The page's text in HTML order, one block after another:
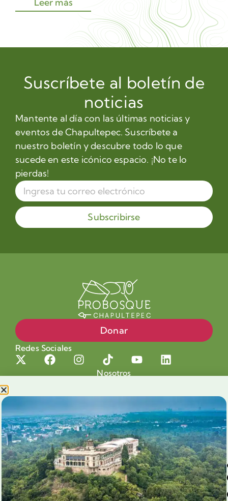
Suscríbete al boletín de
noticias
Mantente al día con las últimas noticias y
eventos de Chapultepec. Suscríbete a
nuestro boletín y descubre todo lo que
sucede en este icónico espacio. ¡No te lo
pierdas!
Subscribirse
Donar
Redes Sociales
Nosotros
Nuestra Causa
Productos con Causa
Blog
Voluntariado Chapultepec
Aliados
Legales